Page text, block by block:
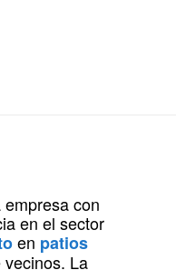
con
en el sector
en patios
La